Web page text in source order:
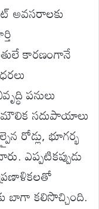
అవసరాలకు
కారణంగానే
పనులు
మౌలిక సదుపాయాలు
రోడ్లు, భూగర్భ
ఎప్పటికప్పుడు
బాగా కలిసొచ్చింది.